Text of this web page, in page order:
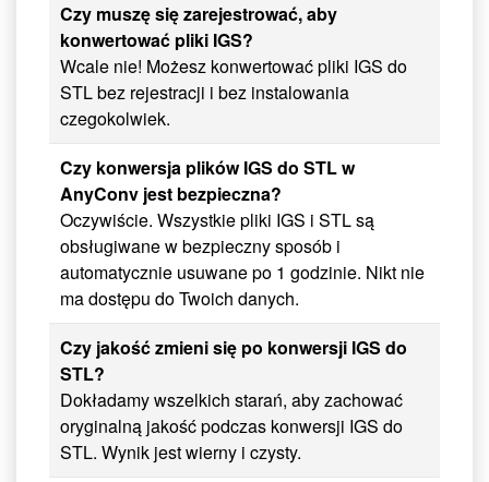
Czy muszę się zarejestrować, aby
konwertować pliki IGS?
Wcale nie! Możesz konwertować pliki IGS do
STL bez rejestracji i bez instalowania
czegokolwiek.
Czy konwersja plików IGS do STL w
AnyConv jest bezpieczna?
Oczywiście. Wszystkie pliki IGS i STL są
obsługiwane w bezpieczny sposób i
automatycznie usuwane po 1 godzinie. Nikt nie
ma dostępu do Twoich danych.
Czy jakość zmieni się po konwersji IGS do
STL?
Dokładamy wszelkich starań, aby zachować
oryginalną jakość podczas konwersji IGS do
STL. Wynik jest wierny i czysty.